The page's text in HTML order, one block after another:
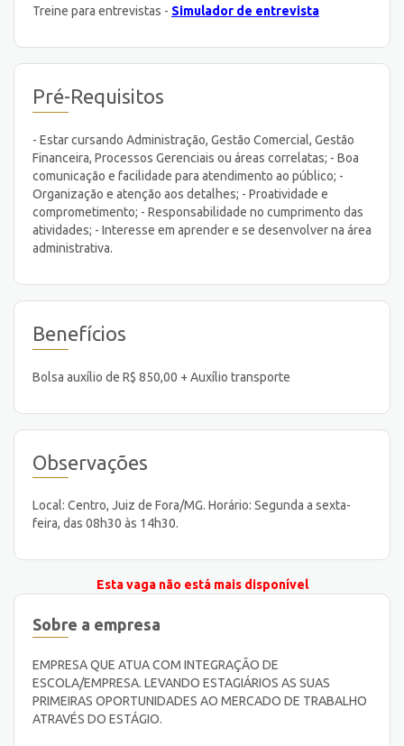
Treine para entrevistas - Simulador de entrevista
Pré-Requisitos
- Estar cursando Administração, Gestão Comercial, Gestão
Financeira, Processos Gerenciais ou áreas correlatas; - Boa
comunicação e facilidade para atendimento ao público; -
Organização e atenção aos detalhes; - Proatividade e
comprometimento; - Responsabilidade no cumprimento das
atividades; - Interesse em aprender e se desenvolver na área
administrativa.
Benefícios
Bolsa auxílio de R$ 850,00 + Auxílio transporte
Observações
Local: Centro, Juiz de Fora/MG. Horário: Segunda a sexta-
feira, das 08h30 às 14h30.
Esta vaga não está mais disponível
Sobre a empresa
EMPRESA QUE ATUA COM INTEGRAÇÃO DE
ESCOLA/EMPRESA. LEVANDO ESTAGIÁRIOS AS SUAS
PRIMEIRAS OPORTUNIDADES AO MERCADO DE TRABALHO
ATRAVÉS DO ESTÁGIO.